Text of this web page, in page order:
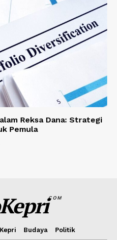
Reksa Dana: Strategi
Pemula
COM
Kepri Budaya Politik